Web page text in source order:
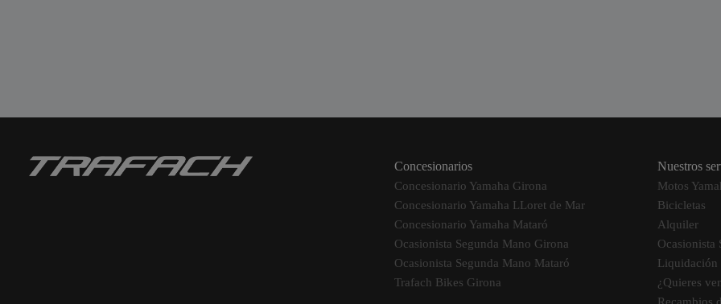
Concesionarios
Concesionario Yamaha Girona
Concesionario Yamaha LLoret de Mar
Concesionario Yamaha Mataró
Ocasionista Segunda Mano Girona
Ocasionista Segunda Mano Mataró
Trafach Bikes Girona
Nuestros
Motos
Bicicletas
Alquiler
Ocasionista
Liquidación
¿Quieres
Recambios